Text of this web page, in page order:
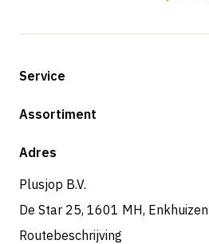
Service
Betalingsmogelijkheden
Retouren & service
Assortiment
Shop
Adres
Plusjop B.V.
De Star 25, 1601 MH, Enkhuizen
Routebeschrijving